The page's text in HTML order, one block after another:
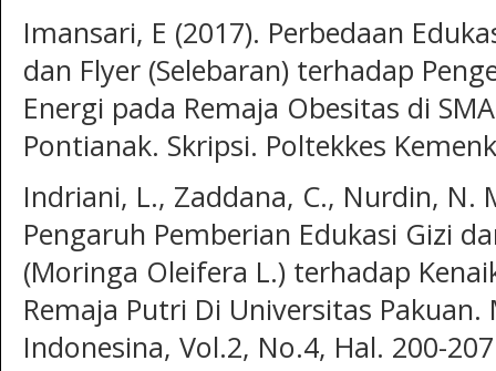
Imansari, E (2017). Perbedaan
dan Flyer (Selebaran) terhadap
Energi pada Remaja Obesitas di
Pontianak. Skripsi. Poltekkes
Indriani, L., Zaddana, C., Nurdin, N.
Pengaruh Pemberian Edukasi Gizi
(Moringa Oleifera L.) terhadap
Remaja Putri Di Universitas
Indonesina, Vol.2, No.4, Hal. 200-